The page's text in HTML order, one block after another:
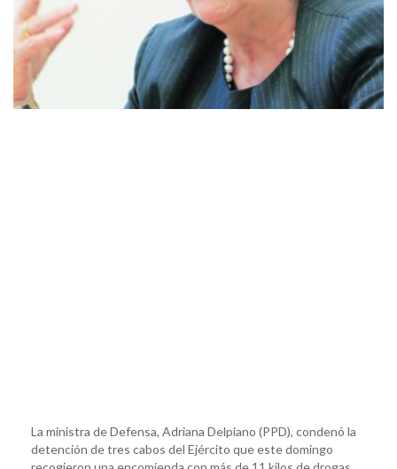
La ministra de Defensa, Adriana Delpiano (PPD), condenó la
detención de tres cabos del Ejército que este domingo